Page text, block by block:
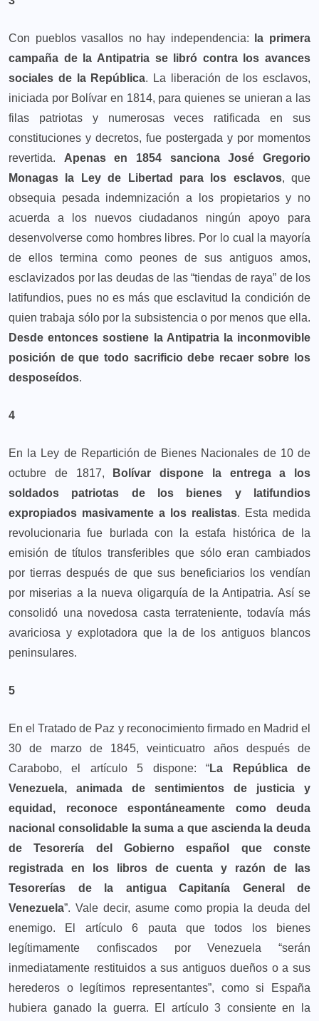
Con pueblos vasallos no hay independencia: la primera
campaña de la Antipatria se libró contra los avances
sociales de la República. La liberación de los esclavos,
iniciada por Bolívar en 1814, para quienes se unieran a las
filas patriotas y numerosas veces ratificada en sus
constituciones y decretos, fue postergada y por momentos
revertida. Apenas en 1854 sanciona José Gregorio
Monagas la Ley de Libertad para los esclavos, que
obsequia pesada indemnización a los propietarios y no
acuerda a los nuevos ciudadanos ningún apoyo para
desenvolverse como hombres libres. Por lo cual la mayoría
de ellos termina como peones de sus antiguos amos,
esclavizados por las deudas de las “tiendas de raya” de los
latifundios, pues no es más que esclavitud la condición de
quien trabaja sólo por la subsistencia o por menos que ella.
Desde entonces sostiene la Antipatria la inconmovible
posición de que todo sacrificio debe recaer sobre los
desposeídos.
4
En la Ley de Repartición de Bienes Nacionales de 10 de
octubre de 1817,
Bolívar dispone la entrega a los
soldados patriotas de los bienes y latifundios
expropiados masivamente a los realistas. Esta medida
revolucionaria fue burlada con la estafa histórica de la
emisión de títulos transferibles que sólo eran cambiados
por tierras después de que sus beneficiarios los vendían
por miserias a la nueva oligarquía de la Antipatria. Así se
consolidó una novedosa casta terrateniente, todavía más
avariciosa y explotadora que la de los antiguos blancos
peninsulares.
5
En el Tratado de Paz y reconocimiento firmado en Madrid el
30 de marzo de 1845, veinticuatro años después de
Carabobo, el artículo 5 dispone: “La República de
Venezuela, animada de sentimientos de justicia y
equidad, reconoce espontáneamente como deuda
nacional consolidable la suma a que ascienda la deuda
de Tesorería del Gobierno español que conste
registrada en los libros de cuenta y razón de las
Tesorerías de la antigua Capitanía General de
Venezuela”. Vale decir, asume como propia la deuda del
enemigo. El artículo 6 pauta que todos los bienes
legítimamente confiscados por Venezuela “serán
inmediatamente restituidos a sus antiguos dueños o a sus
herederos o legítimos representantes”, como si España
hubiera ganado la guerra. El artículo 3 consiente en la